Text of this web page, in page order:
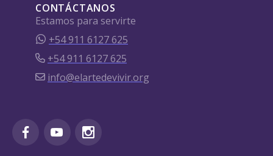
CONTÁCTANOS
Estamos para servirte
+54 911 6127 625
+54 911 6127 625
info@elartedevivir.org